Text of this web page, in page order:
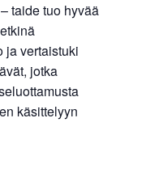
taide tuo hyvää
ja vertaistuki
jotka
käsittelyyn